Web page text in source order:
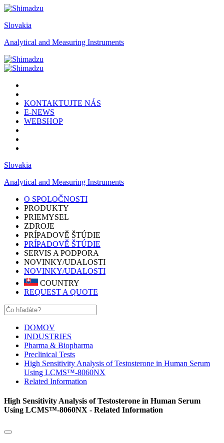
Slovakia
Analytical and Measuring Instruments
KONTAKTUJTE NÁS
E-NEWS
WEBSHOP
Slovakia
Analytical and Measuring Instruments
O SPOLOČNOSTI
PRODUKTY
PRIEMYSEL
ZDROJE
PRÍPADOVĚ ŠTÚDIE
PRÍPADOVĚ ŠTÚDIE
SERVIS A PODPORA
NOVINKY/UDALOSTI
NOVINKY/UDALOSTI
COUNTRY
REQUEST A QUOTE
DOMOV
INDUSTRIES
Pharma & Biopharma
Preclinical Tests
High Sensitivity Analysis of Testosterone in Human Serum
Using LCMS™-8060NX
Related Information
High Sensitivity Analysis of Testosterone in Human Serum
Using LCMS™-8060NX - Related Information